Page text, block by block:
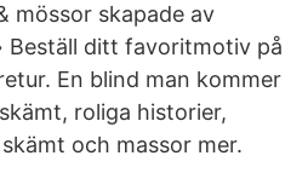
mössor skapade av
Beställ ditt favoritmotiv på
En blind man kommer
roliga historier,
och massor mer.